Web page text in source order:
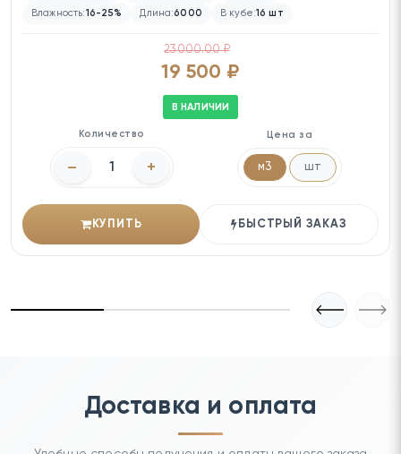
Влажность:16-25% Длина:6000 В кубе:16 шт
23000.00 ₽
19 500 ₽
В НАЛИЧИИ
Количество
– +
Цена за
м3 шт
КУПИТЬ БЫСТРЫЙ ЗАКАЗ
Доставка и оплата